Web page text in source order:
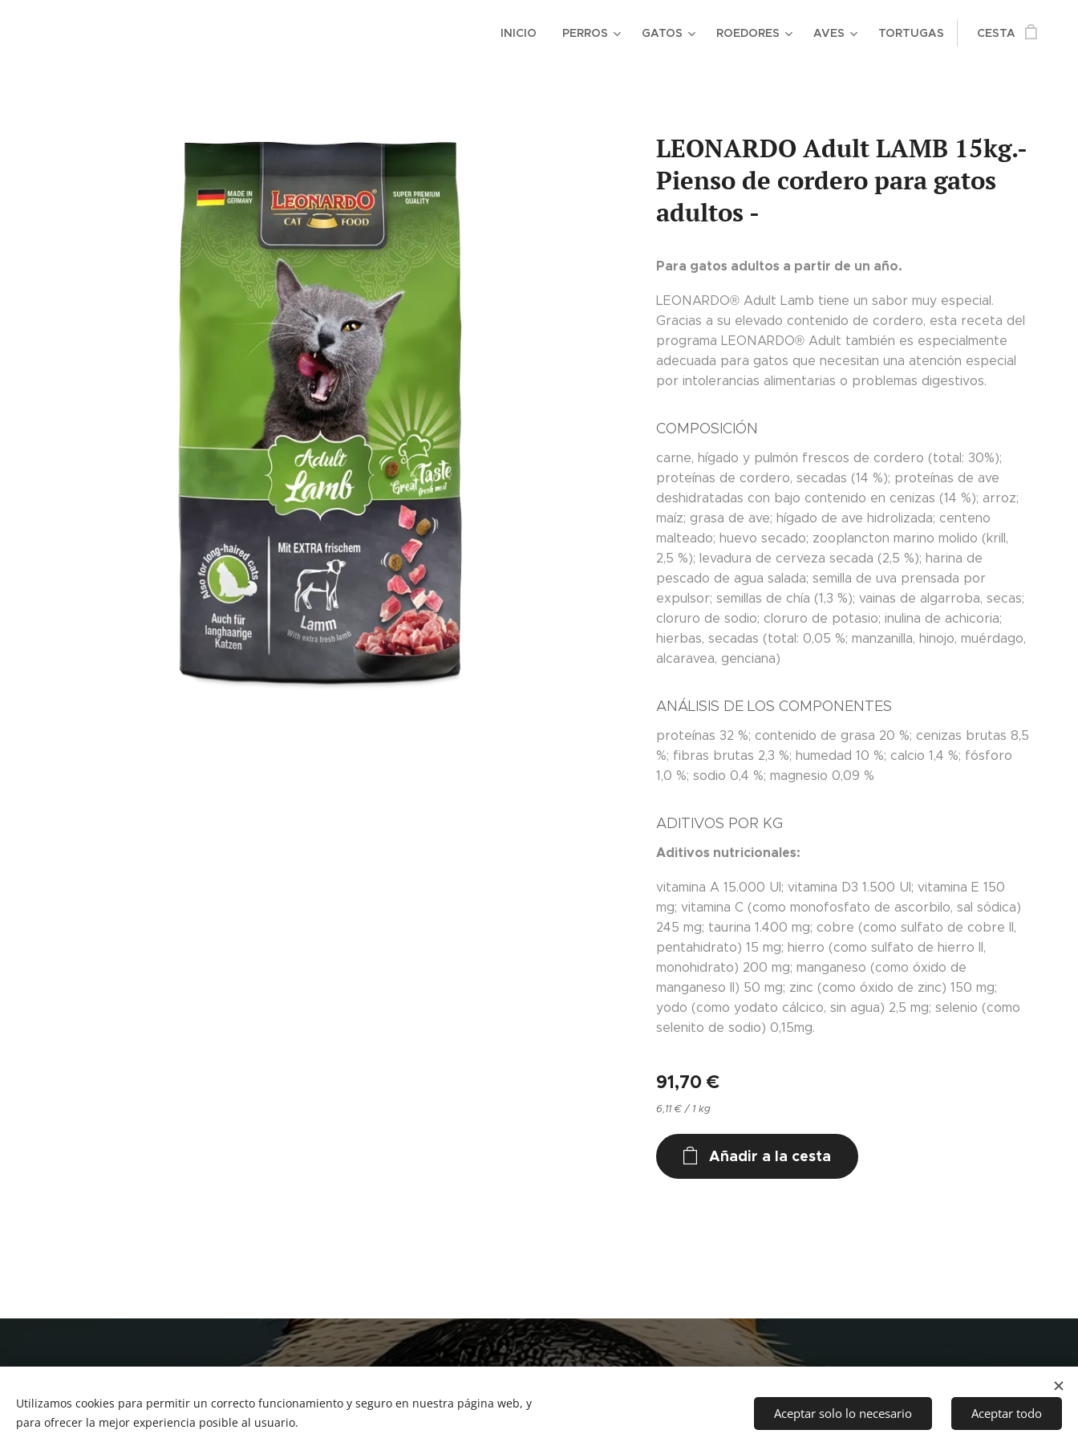
INICIO PERROS GATOS ROEDORES AVES TORTUGAS CESTA
LEONARDO Adult LAMB 15kg.-
Pienso de cordero para gatos
adultos -
Para gatos adultos a partir de un año.
LEONARDO® Adult Lamb tiene un sabor muy especial.
Gracias a su elevado contenido de cordero, esta receta del
programa LEONARDO® Adult también es especialmente
adecuada para gatos que necesitan una atención especial
por intolerancias alimentarias o problemas digestivos.
COMPOSICIÓN
carne, hígado y pulmón frescos de cordero (total: 30%);
proteínas de cordero, secadas (14 %); proteínas de ave
deshidratadas con bajo contenido en cenizas (14 %); arroz;
maíz; grasa de ave; hígado de ave hidrolizada; centeno
malteado; huevo secado; zooplancton marino molido (krill,
2,5 %); levadura de cerveza secada (2,5 %); harina de
pescado de agua salada; semilla de uva prensada por
expulsor; semillas de chía (1,3 %); vainas de algarroba, secas;
cloruro de sodio; cloruro de potasio; inulina de achicoria;
hierbas, secadas (total: 0,05 %; manzanilla, hinojo, muérdago,
alcaravea, genciana)
ANÁLISIS DE LOS COMPONENTES
proteínas 32 %; contenido de grasa 20 %; cenizas brutas 8,5
%; fibras brutas 2,3 %; humedad 10 %; calcio 1,4 %; fósforo
1,0 %; sodio 0,4 %; magnesio 0,09 %
ADITIVOS POR KG
Aditivos nutricionales:
vitamina A 15.000 UI; vitamina D3 1.500 UI; vitamina E 150
mg; vitamina C (como monofosfato de ascorbilo, sal sódica)
245 mg; taurina 1.400 mg; cobre (como sulfato de cobre II,
pentahidrato) 15 mg; hierro (como sulfato de hierro II,
monohidrato) 200 mg; manganeso (como óxido de
manganeso II) 50 mg; zinc (como óxido de zinc) 150 mg;
yodo (como yodato cálcico, sin agua) 2,5 mg; selenio (como
selenito de sodio) 0,15mg.
91,70 €
6,11 € / 1 kg
Añadir a la cesta
Tf.666351543
Utilizamos cookies para permitir un correcto funcionamiento y seguro en nuestra página web, y
para ofrecer la mejor experiencia posible al usuario.
Aceptar solo lo necesario Aceptar todo